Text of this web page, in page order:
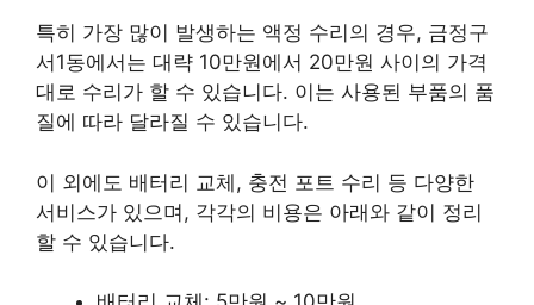
특히 가장 많이 발생하는 액정 수리의 경우, 금정구
서1동에서는 대략 10만원에서 20만원 사이의 가격
대로 수리가 할 수 있습니다. 이는 사용된 부품의 품
질에 따라 달라질 수 있습니다.
이 외에도 배터리 교체, 충전 포트 수리 등 다양한
서비스가 있으며, 각각의 비용은 아래와 같이 정리
할 수 있습니다.